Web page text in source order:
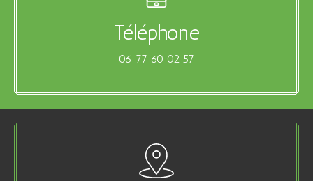
Téléphone
06 77 60 02 57